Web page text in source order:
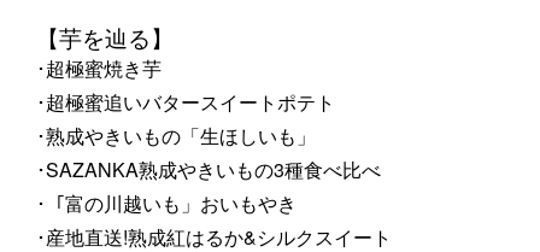
【芋を辿る】
･超極蜜焼き芋
･超極蜜追いバタースイートポテト
･熟成やきいもの「生ほしいも」
･SAZANKA熟成やきいもの3種食べ比べ
･「富の川越いも」おいもやき
･産地直送!熟成紅はるか&シルクスイート